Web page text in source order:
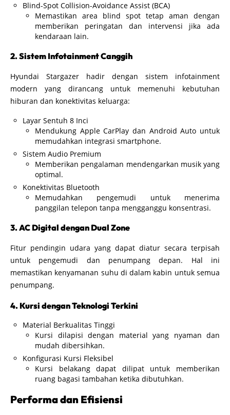
Blind-Spot Collision-Avoidance Assist (BCA)
Memastikan area blind spot tetap aman dengan
memberikan peringatan dan intervensi jika ada
kendaraan lain.
2. Sistem Infotainment Canggih
Hyundai Stargazer hadir dengan sistem infotainment
modern yang dirancang untuk memenuhi kebutuhan
hiburan dan konektivitas keluarga:
Layar Sentuh 8 Inci
Mendukung Apple CarPlay dan Android Auto untuk
memudahkan integrasi smartphone.
Sistem Audio Premium
Memberikan pengalaman mendengarkan musik yang
optimal.
Konektivitas Bluetooth
Memudahkan pengemudi untuk menerima
panggilan telepon tanpa mengganggu konsentrasi.
3. AC Digital dengan Dual Zone
Fitur pendingin udara yang dapat diatur secara terpisah
untuk pengemudi dan penumpang depan. Hal ini
memastikan kenyamanan suhu di dalam kabin untuk semua
penumpang.
4. Kursi dengan Teknologi Terkini
Material Berkualitas Tinggi
Kursi dilapisi dengan material yang nyaman dan
mudah dibersihkan.
Konfigurasi Kursi Fleksibel
Kursi belakang dapat dilipat untuk memberikan
ruang bagasi tambahan ketika dibutuhkan.
Performa dan Efisiensi